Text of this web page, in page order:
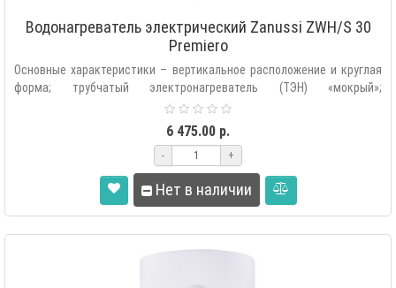
Водонагреватель электрический Zanussi ZWH/S 30
Premiero
Основные характеристики – вертикальное расположение и круглая
форма; трубчатый электронагреватель (ТЭН) «мокрый»;
6 475.00 р.
- +
Нет в наличии